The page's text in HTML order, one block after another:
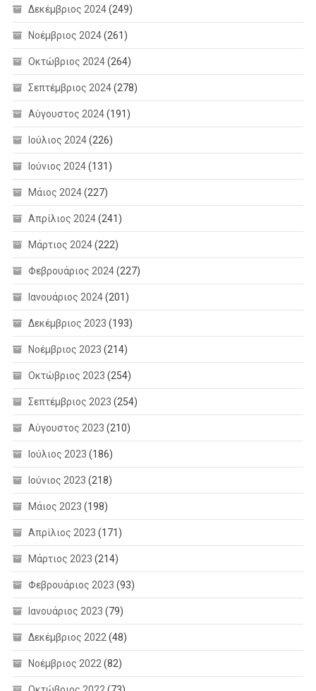
Δεκέμβριος 2024(249)
Νοέμβριος 2024(261)
Οκτώβριος 2024(264)
Σεπτέμβριος 2024(278)
Αύγουστος 2024(191)
Ιούλιος 2024(226)
Ιούνιος 2024(131)
Μάιος 2024(227)
Απρίλιος 2024(241)
Μάρτιος 2024(222)
Φεβρουάριος 2024(227)
Ιανουάριος 2024(201)
Δεκέμβριος 2023 (193)
Νοέμβριος 2023 (214)
Οκτώβριος 2023 (254)
Σεπτέμβριος 2023 (254)
Αύγουστος 2023 (210)
Ιούλιος 2023 (186)
Ιούνιος 2023 (218)
Μάιος 2023 (198)
Απρίλιος 2023 (171)
Μάρτιος 2023 (214)
Φεβρουάριος 2023 (93)
Ιανουάριος 2023 (79)
Δεκέμβριος 2022 (48)
Νοέμβριος 2022 (82)